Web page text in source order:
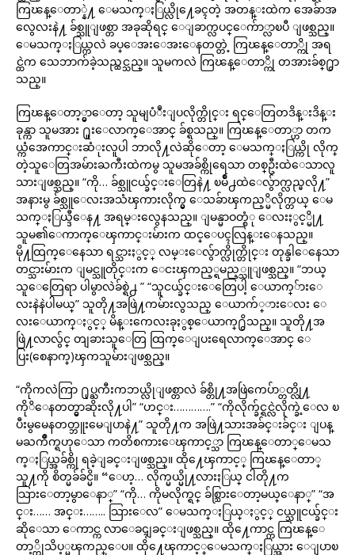
ကြၽန္ေတာ္နဲ႔ ေမသက္ႏြယ္လို႔ေခၚတဲ့ အတန္းထဲက အေခ်ာအ
လွေလးနဲ႔ ခ်စ္သူျဖစ္တာ အခုဆိုရင္ ေျခာက္လပင္ေက်ာ္လာၿပီ ျဖစ္သည္။
ေမသက္ႏြယ္ကလဲ ခပ္ေအးေအးေနတတ္တဲ့ ကြၽန္ေတာ္ကို အရ
င္ထဲက သေဘာက်ခဲ့သည္ထင္သည္။ သူမကလဲ ကြၽန္ေတာ္ကို တအားခ်စ္႐ွာ
သည္။
ကြၽန္ေတာ့္မွာေတာ့ သူမျပံဳးျပလိုက္တိုင္း ရင္ေတြတဒိန္းဒိန္း
ခုန္ကာ သူမအား ႐ူးေလာက္ေအာင္ ခ်စ္ရသည္။ ကြၽန္ေတာ္ဟာ တက
ယ္ကံအေကာင္းဆံုးလူပါ ဘာလို႔လဲဆိုေတာ့ ေမသက္ႏြယ္ကို လိုက္
တဲ့သူေတြအမ်ားႀကီးထဲကမွ သူမအခ်စ္ကိုရေသာ တစ္ဦးထဲေသာလူ
သားျဖစ္သည္။ “ကို… ခ်စ္သူငယ္ခ်င္းေတြနဲ႔ ၿမိဳ႕ထဲေလွ်ာက္လည္မလို႔”
အနားမွ ခ်စ္သူေလးအသံၾကားလိုက္မွ ေသခ်ာၾကည့္မိလိုက္တယ္ ေမ
သက္ႏြယ္ဒီေန႔ အရမ္းလွေနသည္။ ျမန္မာဝတ္စံု ေလးႏွင့္မို႔
သူမ၏ေကာက္ေၾကာင္းမ်ားက ထင္ေပၚလြန္းေနသည္။
မို႔ထြက္ေနေသာ ရင္သားႏွင့္ လမ္းေလွ်ာက္လိုက္တိုင္း တုန္ခါေနေသာ
တင္သားမ်ားက ျမင္သူတိုင္းက ေငးၾကည့္ရမည့္သူျဖစ္သည္။ “ဘယ္
သူေတြေရာ ပါမွာလဲခ်စ္ရဲ႕ ” “သူငယ္ခ်င္းေတြေပါ့ ေယာက္်ားေ
လးနဲနဲပါမယ္” သူတို႔အဖြဲ႔ကမ်ားလွသည္ ေယာက်္ားေလး ေ
လးေယာက္ႏွင့္ မိန္းကေလးခုႏွစ္ေယာက္႐ွိသည္။ သူတို႔အ
ဖြဲ႔လာလွ်င္ တျခားသူေတြ ထြက္ေျပးရေလာက္ေအာင္ ေ
ပြး(စေနာက္)ၾကသူမ်ားျဖစ္သည္။
“ကိုကလဲကြာ ႐ုပ္ႀကီးကဘယ္လိုျဖစ္တာလဲ ခ်စ္တို႔အဖြဲကေပ်ာ္တတ္လို႔
ကိုိေနတတ္မွာဆိုးလို႔ပါ” “ဟင္း………….” “ကိုလိုက္ခ်င္ရင္လဲလိုက္ခဲ့ေလ ၿ
ပီးမွမေနတတ္ဘူးမေျပာနဲ႔” သူတို႔က အဖြဲ႔သားအခ်င္းခ်င္း ျပန္
မႀကိဳက္ရဟုေသာ ကတိစကားေၾကာင့္သာ ကြၽန္ေတာ္ေမသ
က္ႏြယ္အခ်စ္ကို ရခဲ့ျခင္းျဖစ္သည္။ ထို႔ေၾကာင့္ ကြၽန္ေတာ္
သူ႔ကို စိတ္မခ်ခ်င္မိ။ “ေဟ့… လိုက္မယ္မို႔လားႏြယ္ ငါတို႔က
သြားေတာ့မွာေနာ္” “ကို… ကိုမလိုက္ရင္ ခ်စ္သြားေတာ့မယ္ေနာ္” “အ
င္း…… အင္း…….. သြားေလ” ေမသက္ႏြယ္ႏွင့္ ငယ္သူငယ္ခ်င္း
ဆိုေသာ ေကာင္က လာေခၚျခင္းျဖစ္သည္။ ထို႔ေကာင္က ကြၽန္ေ
တာ့္ကိုသိပ့္မၾကည္ေပ။ ထို႔ေၾကာင့္ေမသက္ႏြယ္အား ေျပာၿ